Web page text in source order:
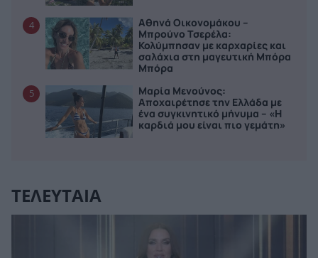
4
Αθηνά Οικονομάκου –
Μπρούνο Τσερέλα:
Κολύμπησαν με καρχαρίες και
σαλάχια στη μαγευτική Μπόρα
Μπόρα
5
Μαρία Μενούνος:
Αποχαιρέτησε την Ελλάδα με
ένα συγκινητικό μήνυμα – «Η
καρδιά μου είναι πιο γεμάτη»
ΤΕΛΕΥΤΑΙΑ